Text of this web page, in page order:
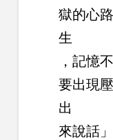
獄的心
生
，記憶
要出現
出
來說話